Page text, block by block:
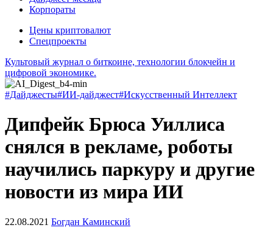
Корпораты
Цены криптовалют
Спецпроекты
Культовый журнал о биткоине, технологии блокчейн и
цифровой экономике.
#Дайджесты#ИИ-дайджест#Искусственный Интеллект
Дипфейк Брюса Уиллиса
снялся в рекламе, роботы
научились паркуру и другие
новости из мира ИИ
22.08.2021 Богдан Каминский